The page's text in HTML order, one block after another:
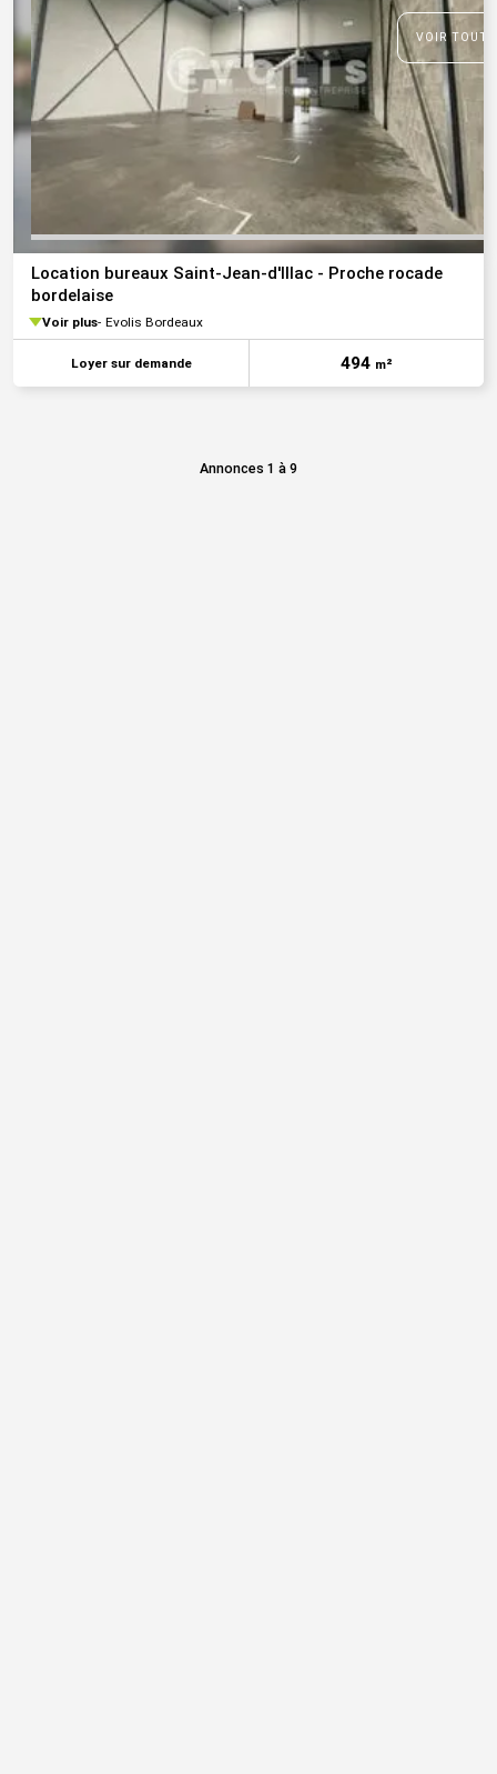
VOIR
Location bureaux Saint-Jean-d'Illac - Proche rocade
bordelaise
Voir plus Evolis Bordeaux
Loyer sur demande 494 m²
Annonces 1 à 9